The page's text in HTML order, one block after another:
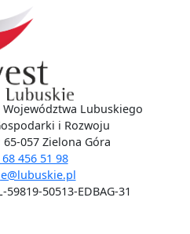
Województwa Lubuskiego
i Rozwoju
057 Zielona Góra
456 51 98
50513-EDBAG-31